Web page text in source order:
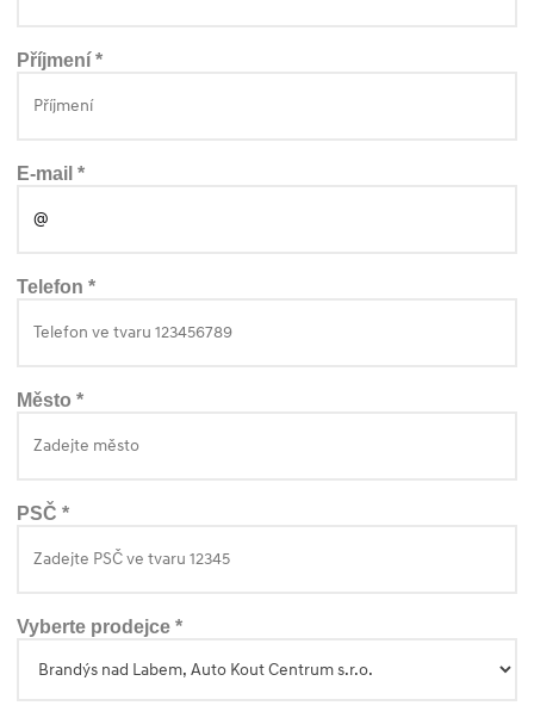
Příjmení *
E-mail *
Telefon *
Město *
PSČ *
Vyberte prodejce *